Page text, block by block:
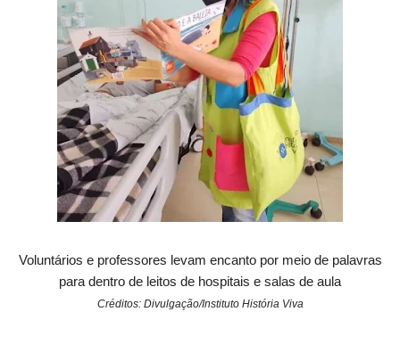
Voluntários e professores levam encanto por meio de palavras
para dentro de leitos de hospitais e salas de aula
Créditos: Divulgação/Instituto História Viva